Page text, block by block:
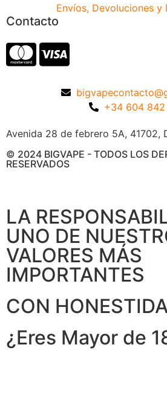
Envíos, Devoluciones y
Contacto
+34 604 842
Avenida 28 de febrero 5A, 41702,
© 2024 BIGVAPE - TODOS LOS
RESERVADOS
LA
UNO DE
VALORES MÁS
IMPORTANTES
CON
¿Eres Mayor de